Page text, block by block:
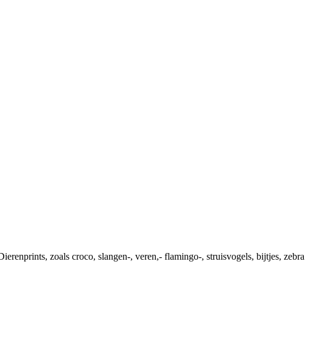
zoals croco, slangen-, veren,- flamingo-, struisvogels, bijtjes, zebra